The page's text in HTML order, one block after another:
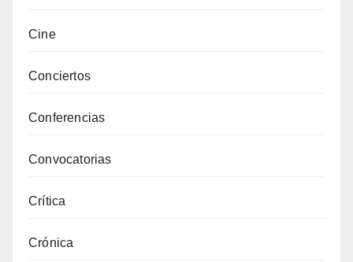
Cine
Conciertos
Conferencias
Convocatorias
Crítica
Crónica